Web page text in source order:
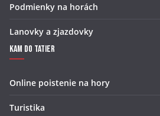
Podmienky na horách
Lanovky a zjazdovky
Kam do Tatier
Online poistenie na hory
Turistika